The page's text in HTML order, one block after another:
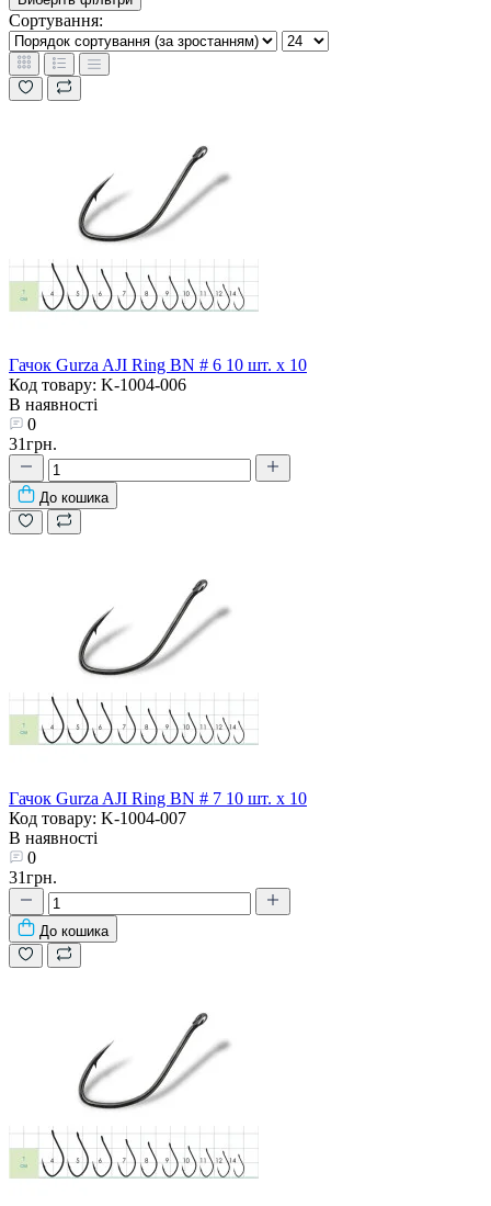
Сортування:
Гачок Gurza AJI Ring BN # 6 10 шт. х 10
Код товару: K-1004-006
В наявності
0
31грн.
До кошика
Гачок Gurza AJI Ring BN # 7 10 шт. х 10
Код товару: K-1004-007
В наявності
0
31грн.
До кошика